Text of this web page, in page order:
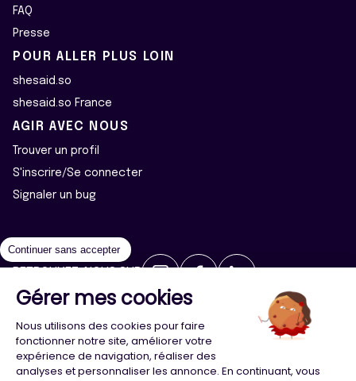
FAQ
Presse
POUR ALLER PLUS LOIN
shesaid.so
shesaid.so France
AGIR AVEC NOUS
Trouver un profil
S'inscrire/Se connecter
Signaler un bug
2026 ©Majeur·e·s - Tous droits réservés
Politique de confidentialité
Cookies
Conception Agence Adeliom
Continuer sans accepter
Gérer mes cookies
Nous utilisons des cookies pour faire
fonctionner notre site, améliorer votre
expérience de navigation, réaliser des
analyses et personnaliser les annonce. En continuant, vous